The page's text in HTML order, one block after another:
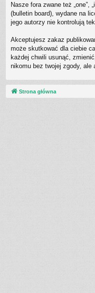
Nasze fora zwane też „one”,
(bulletin board), wydane na
jego autorzy nie kontrolują
Akceptujesz zakaz
może skutkować dla ciebie
każdej chwili usunąć,
nikomu bez twojej zgody, ale
Strona główna